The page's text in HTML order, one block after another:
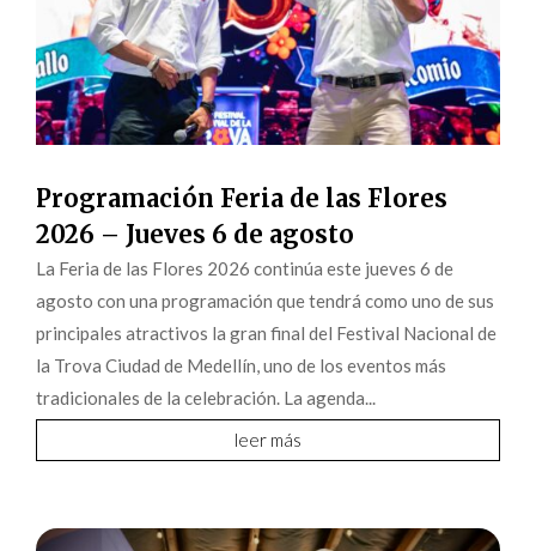
Programación Feria de las Flores
2026 – Jueves 6 de agosto
La Feria de las Flores 2026 continúa este jueves 6 de
agosto con una programación que tendrá como uno de sus
principales atractivos la gran final del Festival Nacional de
la Trova Ciudad de Medellín, uno de los eventos más
tradicionales de la celebración. La agenda...
leer más